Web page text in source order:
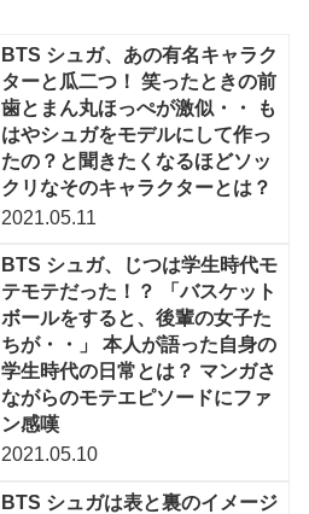
BTS シュガ、あの有名キャラク
ターと瓜二つ！ 笑ったときの前
歯とまん丸ほっぺが激似・・ も
はやシュガをモデルにして作っ
たの？と聞きたくなるほどソッ
クリなそのキャラクターとは？
2021.05.11
BTS シュガ、じつは学生時代モ
テモテだった！？ 「バスケット
ボールをすると、後輩の女子た
ちが・・」 本人が語った自身の
学生時代の日常とは？ マンガさ
ながらのモテエピソードにファ
ン感嘆
2021.05.10
BTS シュガは表と裏のイメージ